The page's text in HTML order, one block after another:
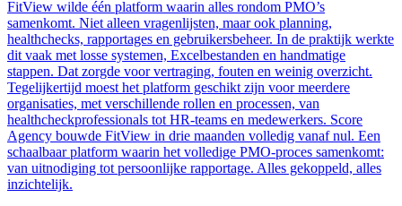
FitView wilde één platform waarin alles rondom PMO’s
samenkomt. Niet alleen vragenlijsten, maar ook planning,
healthchecks, rapportages en gebruikersbeheer. In de praktijk werkte
dit vaak met losse systemen, Excelbestanden en handmatige
stappen. Dat zorgde voor vertraging, fouten en weinig overzicht.
Tegelijkertijd moest het platform geschikt zijn voor meerdere
organisaties, met verschillende rollen en processen, van
healthcheckprofessionals tot HR-teams en medewerkers. Score
Agency bouwde FitView in drie maanden volledig vanaf nul. Een
schaalbaar platform waarin het volledige PMO-proces samenkomt:
van uitnodiging tot persoonlijke rapportage. Alles gekoppeld, alles
inzichtelijk.